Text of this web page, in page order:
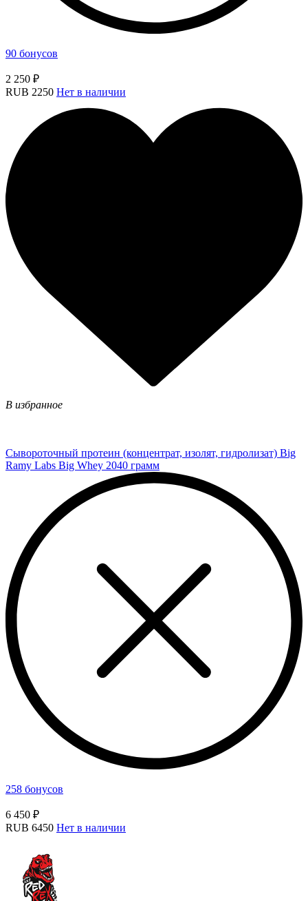
90 бонусов
2 250 ₽
RUB 2250 Нет в наличии
В избранное
Сывороточный протеин (концентрат, изолят, гидролизат) Big
Ramy Labs Big Whey 2040 грамм
258 бонусов
6 450 ₽
RUB 6450 Нет в наличии